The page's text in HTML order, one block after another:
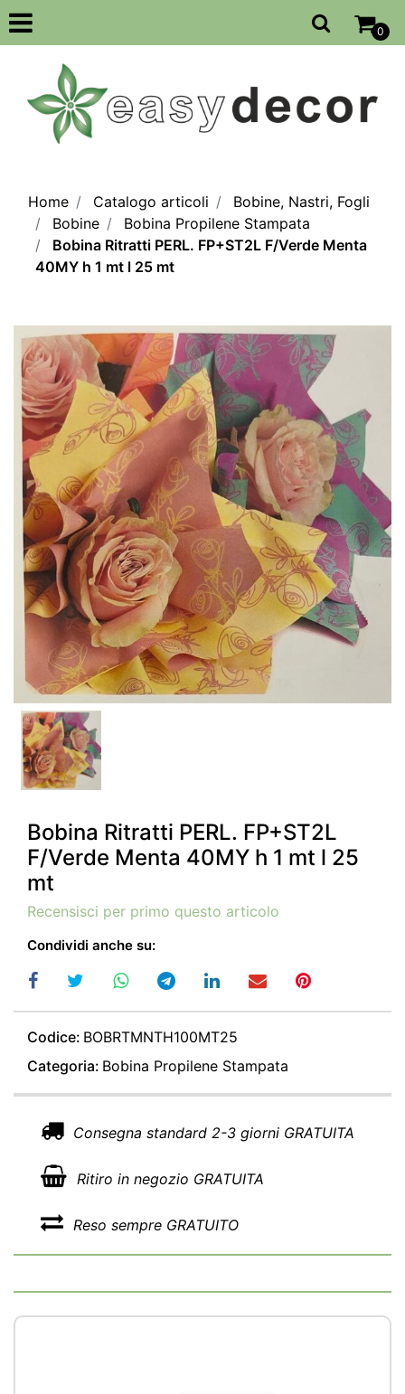
Open
0
Home Catalogo articoli
Bobine, Nastri, Fogli
Bobine
Bobina Propilene Stampata
Bobina Ritratti PERL. FP+ST2L F/Verde Menta
40MY h 1 mt l 25 mt
Bobina Ritratti PERL. FP+ST2L
F/Verde Menta 40MY h 1 mt l 25
mt
Recensisci per primo questo articolo
Condividi anche su:
Codice: BOBRTMNTH100MT25
Categoria: Bobina Propilene Stampata
Consegna standard 2-3 giorni GRATUITA
Ritiro in negozio GRATUITA
Reso sempre GRATUITO